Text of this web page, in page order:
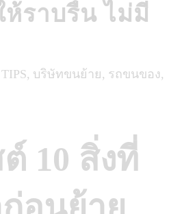
ราบรื่น ไม่มี
บริษัทขนย้าย รถขนของ
10 สิ่งที่